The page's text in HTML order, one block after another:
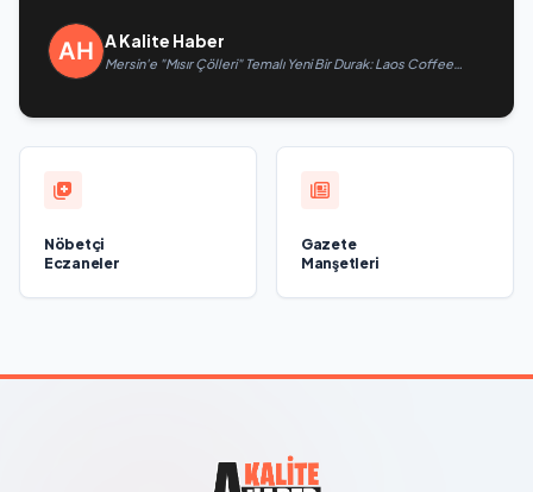
A Kalite Haber
Mersin'e "Mısır Çölleri" Temalı Yeni Bir Durak: Laos Coffee
Nöbetçi
Eczaneler
Gazete
Manşetleri